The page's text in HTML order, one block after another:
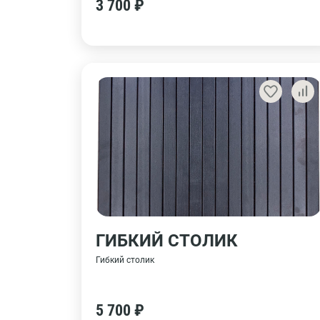
3 700 ₽
ГИБКИЙ СТОЛИК
Гибкий столик
5 700 ₽